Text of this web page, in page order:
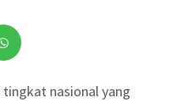
nasional yang